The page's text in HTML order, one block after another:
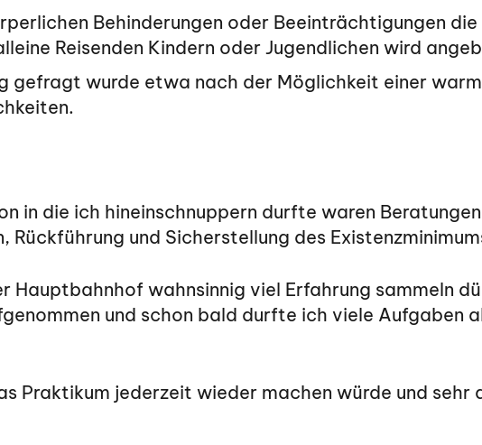
Behinderungen oder Beeinträchtigungen die
Reisenden Kindern oder Jugendlichen wird
gefragt wurde etwa nach der Möglichkeit einer
in die ich hineinschnuppern durfte waren
und Sicherstellung des
Hauptbahnhof wahnsinnig viel Erfahrung sammeln
und schon bald durfte ich viele Aufgaben
Praktikum jederzeit wieder machen würde und sehr